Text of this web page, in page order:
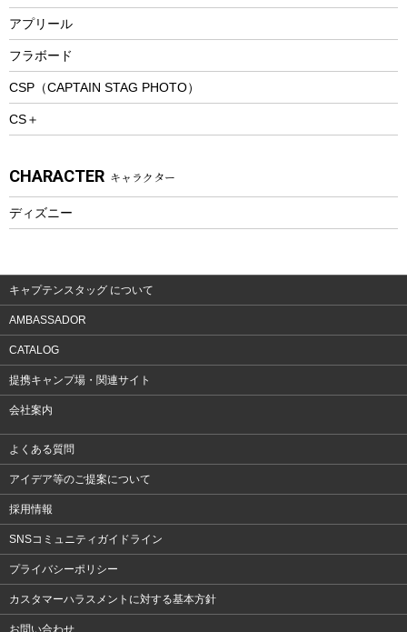
トレッキング
トレッキングアクセサリー
プレイグッズ
ウェルネス
ウェア、タオル
ウェア
アプリール
フラボード
CSP（CAPTAIN STAG PHOTO）
CS＋
CHARACTER キャラクター
ディズニー
キャプテンスタッグ について
AMBASSADOR
CATALOG
提携キャンプ場・関連サイト
会社案内
よくある質問
アイデア等のご提案について
採用情報
SNSコミュニティガイドライン
プライバシーポリシー
カスタマーハラスメントに対する基本方針
お問い合わせ